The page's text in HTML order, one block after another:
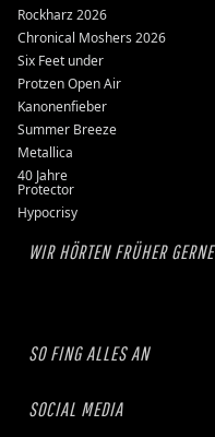
Rockharz 2026
Chronical Moshers 2026
Six Feet under
Protzen Open Air
Kanonenfieber
Summer Breeze
Metallica
40 Jahre
Protector
Hypocrisy
WIR HÖRTEN FRÜHER GERNE
SO FING ALLES AN
SOCIAL MEDIA